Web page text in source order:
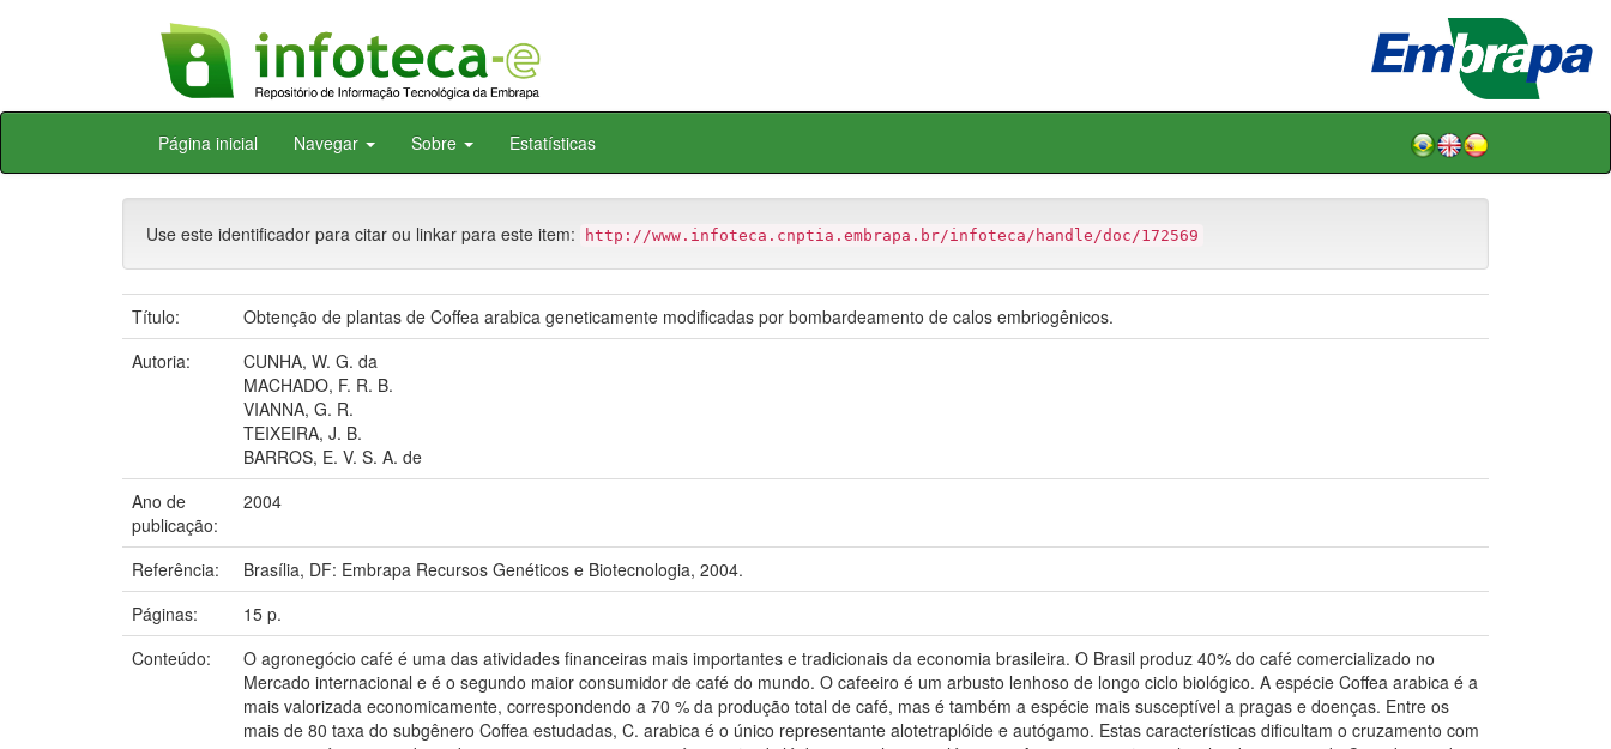
Skip
Página inicial Navegar Sobre Estatísticas
Use este identificador para citar ou linkar para este item: http://www.infoteca.cnptia.embrapa.br/infoteca/handle/doc/172569
Título:
Obtenção de plantas de Coffea arabica geneticamente modificadas por bombardeamento de calos embriogênicos.
Autoria:
CUNHA, W. G. da
MACHADO, F. R. B.
VIANNA, G. R.
TEIXEIRA, J. B.
BARROS, E. V. S. A. de
Ano de
publicação:
2004
Referência:
Brasília, DF: Embrapa Recursos Genéticos e Biotecnologia, 2004.
Páginas:
15 p.
Conteúdo:
O agronegócio café é uma das atividades financeiras mais importantes e tradicionais da economia brasileira. O Brasil produz 40% do café comercializado no
Mercado internacional e é o segundo maior consumidor de café do mundo. O cafeeiro é um arbusto lenhoso de longo ciclo biológico. A espécie Coffea arabica é a
mais valorizada economicamente, correspondendo a 70 % da produção total de café, mas é também a espécie mais susceptível a pragas e doenças. Entre os
mais de 80 taxa do subgênero Coffea estudadas, C. arabica é o único representante alotetraplóide e autógamo. Estas características dificultam o cruzamento com